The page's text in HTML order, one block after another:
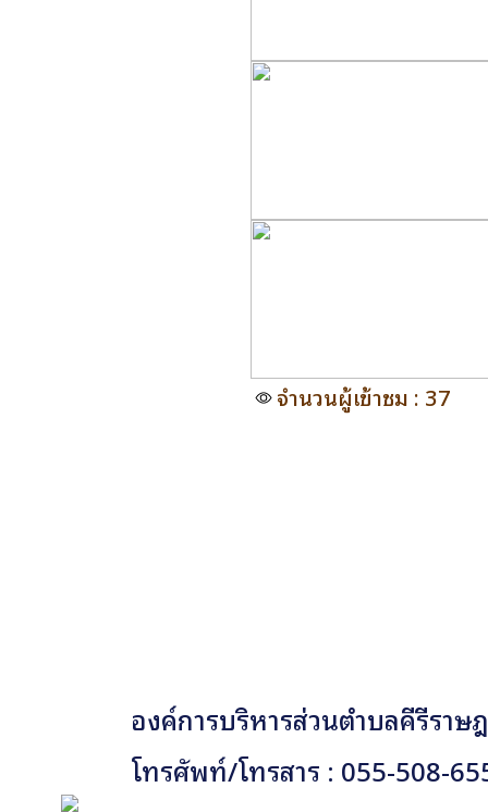
จำนวนผู้เข้าชม : 37
องค์การบริหารส่วนตำบลคีรีรา
โทรศัพท์/โทรสาร : 055-508-